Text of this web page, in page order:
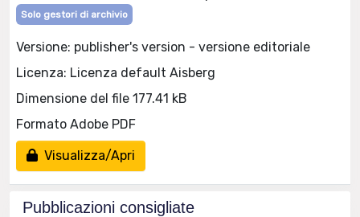
Solo gestori di archivio
Versione: publisher's version - versione editoriale
Licenza: Licenza default Aisberg
Dimensione del file 177.41 kB
Formato Adobe PDF
Visualizza/Apri
Pubblicazioni consigliate